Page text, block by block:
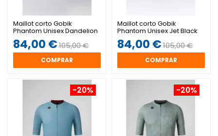
Maillot corto Gobik
Phantom Unisex Dandelion
84,00 €105,00 €
COMPRAR
Maillot corto Gobik
Phantom Unisex Jet Black
84,00 €105,00 €
COMPRAR
-20% -20%